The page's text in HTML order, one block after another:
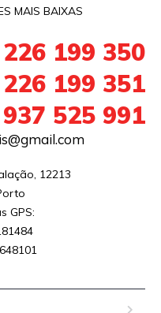
MAIS BAIXAS
199 350
199 351
525 991
12213
GPS: